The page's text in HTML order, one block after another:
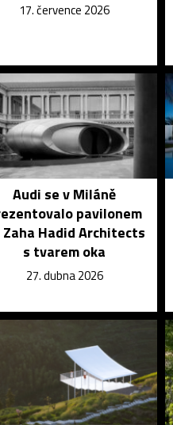
17. července 2026
Audi se v Miláně
pavilonem
Zaha Hadid Architects
s tvarem oka
27. dubna 2026